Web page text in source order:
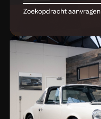
Zoekopdracht aanvragen